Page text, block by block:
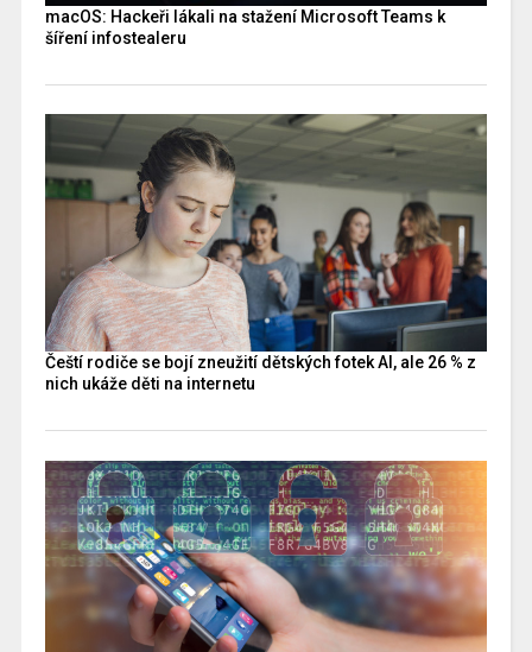
macOS: Hackeři lákali na stažení Microsoft Teams k
šíření infostealeru
Čeští rodiče se bojí zneužití dětských fotek AI, ale 26 % z
nich ukáže děti na internetu